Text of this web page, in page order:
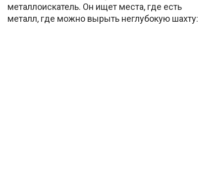
металлоискатель. Он ищет места, где есть
металл, где можно вырыть неглубокую шахту: